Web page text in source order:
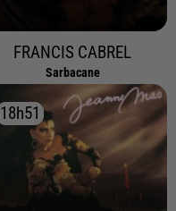
FRANCIS CABREL
Sarbacane
18h51
18h51